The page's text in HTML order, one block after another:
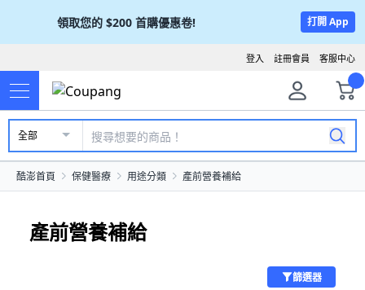
領取您的 $200 首購優惠卷! 打開 App
客服中心
註冊會員
登入
全部
酷澎首頁 保健醫療 用途分類 產前營養補給
產前營養補給
篩選器